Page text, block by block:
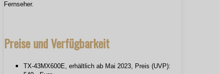
Fernseher.
Preise und Verfügbarkeit
TX-43MX600E, erhältlich ab Mai 2023, Preis (UVP):